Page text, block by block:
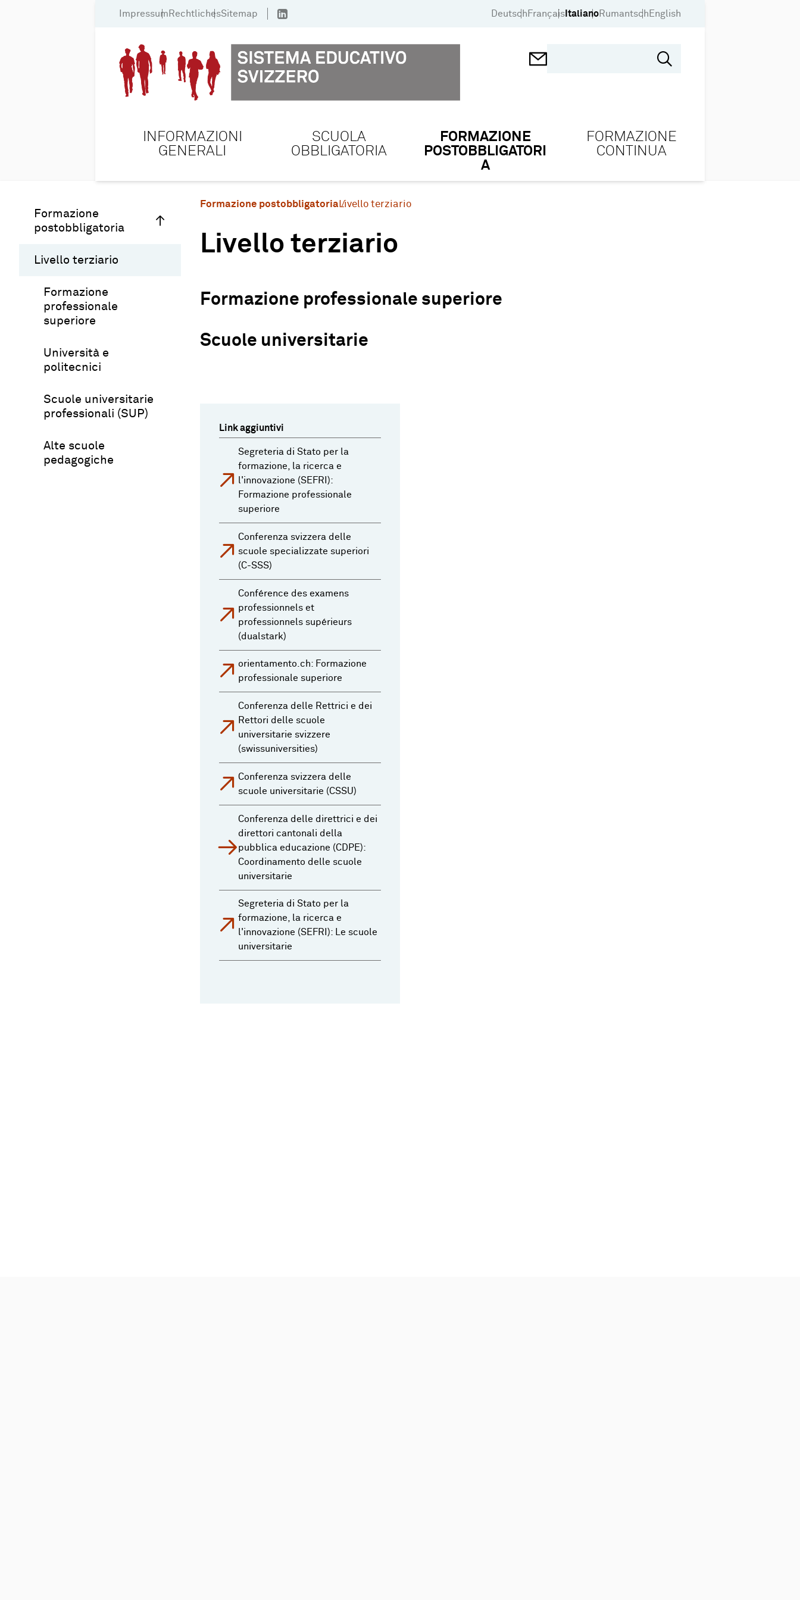
Impressum RechtlichesSitemap Deutsch Français ItalianoRumantsch English
INFORMAZIONI
GENERALI
SCUOLA
OBBLIGATORIA
FORMAZIONE
POSTOBBLIGATORI
A
FORMAZIONE
CONTINUA
Formazione
postobbligatoria
Livello terziario
Formazione
professionale
superiore
Università e
politecnici
Scuole universitarie
professionali (SUP)
Alte scuole
pedagogiche
Formazione postobbligatoria Livello terziario
Livello terziario
Formazione professionale superiore
Scuole universitarie
Link aggiuntivi
Segreteria di Stato per la
formazione, la ricerca e
l'innovazione (SEFRI):
Formazione professionale
superiore
Conferenza svizzera delle
scuole specializzate superiori
(C-SSS)
Conférence des examens
professionnels et
professionnels supérieurs
(dualstark)
orientamento.ch: Formazione
professionale superiore
Conferenza delle Rettrici e dei
Rettori delle scuole
universitarie svizzere
(swissuniversities)
Conferenza svizzera delle
scuole universitarie (CSSU)
Conferenza delle direttrici e dei
direttori cantonali della
pubblica educazione (CDPE):
Coordinamento delle scuole
universitarie
Segreteria di Stato per la
formazione, la ricerca e
l'innovazione (SEFRI): Le scuole
universitarie